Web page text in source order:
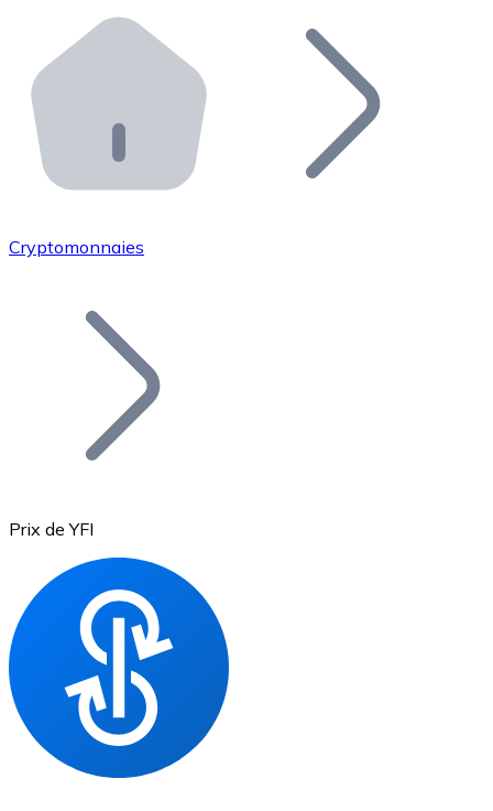
Distributeurs automatiques Bitnovo
Intégrez un ATM Bitnovo dans votre entreprise et
API Bitnovo
Intégrez notre API dans votre écosystème.
Rejoignez notre réseau de distributeurs et
Ajoutez le token de votre projet à notre service
Bitcoin
BTC
Cryptomonnaies
Prix de YFI